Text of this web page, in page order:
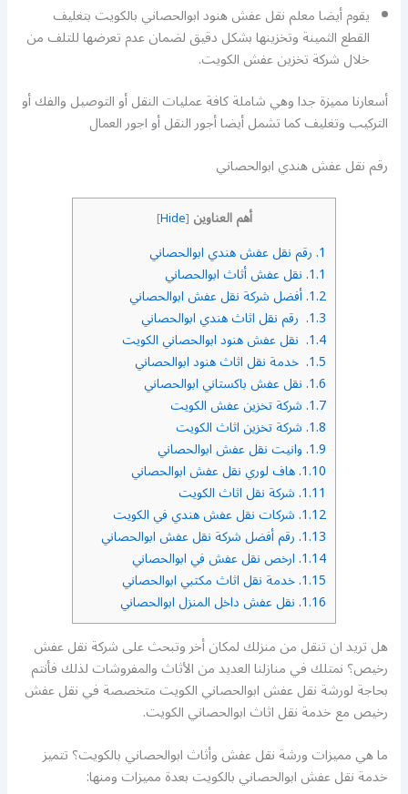
يقوم أيضا معلم نقل عفش هنود ابوالحصاني بالكويت بتغليف
القطع الثمينة وتخزينها بشكل دقيق لضمان عدم تعرضها للتلف من
خلال شركة تخزين عفش الكويت.
أسعارنا مميزة جدا وهي شاملة كافة عمليات النقل أو التوصيل والفك أو
التركيب وتغليف كما تشمل أيضا أجور النقل أو اجور العمال
رقم نقل عفش هندي ابوالحصاني
أهم العناوين [
Hide
]
1. رقم نقل عفش هندي ابوالحصاني
1.1. نقل عفش أثاث ابوالحصاني
1.2. أفضل شركة نقل عفش ابوالحصاني
1.3. رقم نقل اثاث هندي ابوالحصاني
1.4. نقل عفش هنود ابوالحصاني الكويت
1.5. خدمة نقل اثاث هنود ابوالحصاني
1.6. نقل عفش باكستاني ابوالحصاني
1.7. شركة تخزين عفش الكويت
1.8. شركة تخزين اثاث الكويت
1.9. وانيت نقل عفش ابوالحصاني
1.10. هاف لوري نقل عفش ابوالحصاني
1.11. شركة نقل اثاث الكويت
1.12. شركات نقل عفش هندي في الكويت
1.13. رقم أفضل شركة نقل عفش ابوالحصاني
1.14. ارخص نقل عفش في ابوالحصاني
1.15. خدمة نقل اثاث مكتبي ابوالحصاني
1.16. نقل عفش داخل المنزل ابوالحصاني
هل تريد ان تنقل من منزلك لمكان أخر وتبحث على شركة نقل عفش
رخيص؟ نمتلك في منازلنا العديد من الأثاث والمفروشات لذلك فأنتم
بحاجة لورشة نقل عفش ابوالحصاني الكويت متخصصة في نقل عفش
رخيص مع خدمة نقل اثاث ابوالحصاني الكويت.
ما هي مميزات ورشة نقل عفش وأثاث ابوالحصاني بالكويت؟ تتميز
خدمة نقل عفش ابوالحصاني بالكويت بعدة مميزات ومنها: